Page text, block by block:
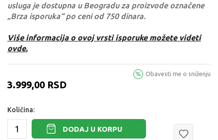
usluga je dostupna u Beogradu za proizvode označene
„Brza isporuka“ po ceni od 750 dinara.
Više informacija o ovoj vrsti isporuke možete videti
ovde.
3.999,00 RSD
Obavesti me o sniženju
Količina:
DODAJ U KORPU